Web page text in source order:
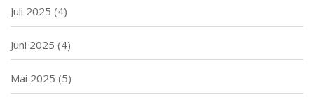
Juli 2025 (4)
Juni 2025 (4)
Mai 2025 (5)